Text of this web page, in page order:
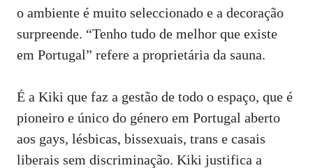
o ambiente é muito seleccionado e a decoração
surpreende. “Tenho tudo de melhor que existe
em Portugal” refere a proprietária da sauna.
É a Kiki que faz a gestão de todo o espaço, que é
pioneiro e único do género em Portugal aberto
aos gays, lésbicas, bissexuais, trans e casais
liberais sem discriminação. Kiki justifica a